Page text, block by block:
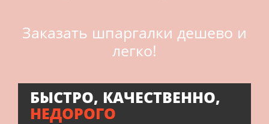
Заказать шпаргалки дешево и
легко!
БЫСТРО, КАЧЕСТВЕННО,
НЕДОРОГО